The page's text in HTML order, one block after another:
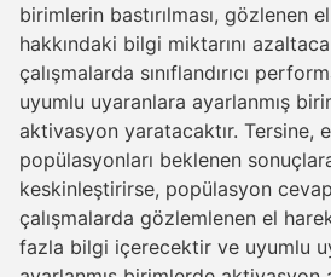
birimlerin bastırılması, gözlenen
hakkındaki bilgi miktarını
çalışmalarda sınıflandırıcı
uyumlu uyaranlara ayarlanmış
aktivasyon yaratacaktır. Tersine,
popülasyonları beklenen
keskinleştirirse, popülasyon
çalışmalarda gözlemlenen el
fazla bilgi içerecektir ve uyumlu